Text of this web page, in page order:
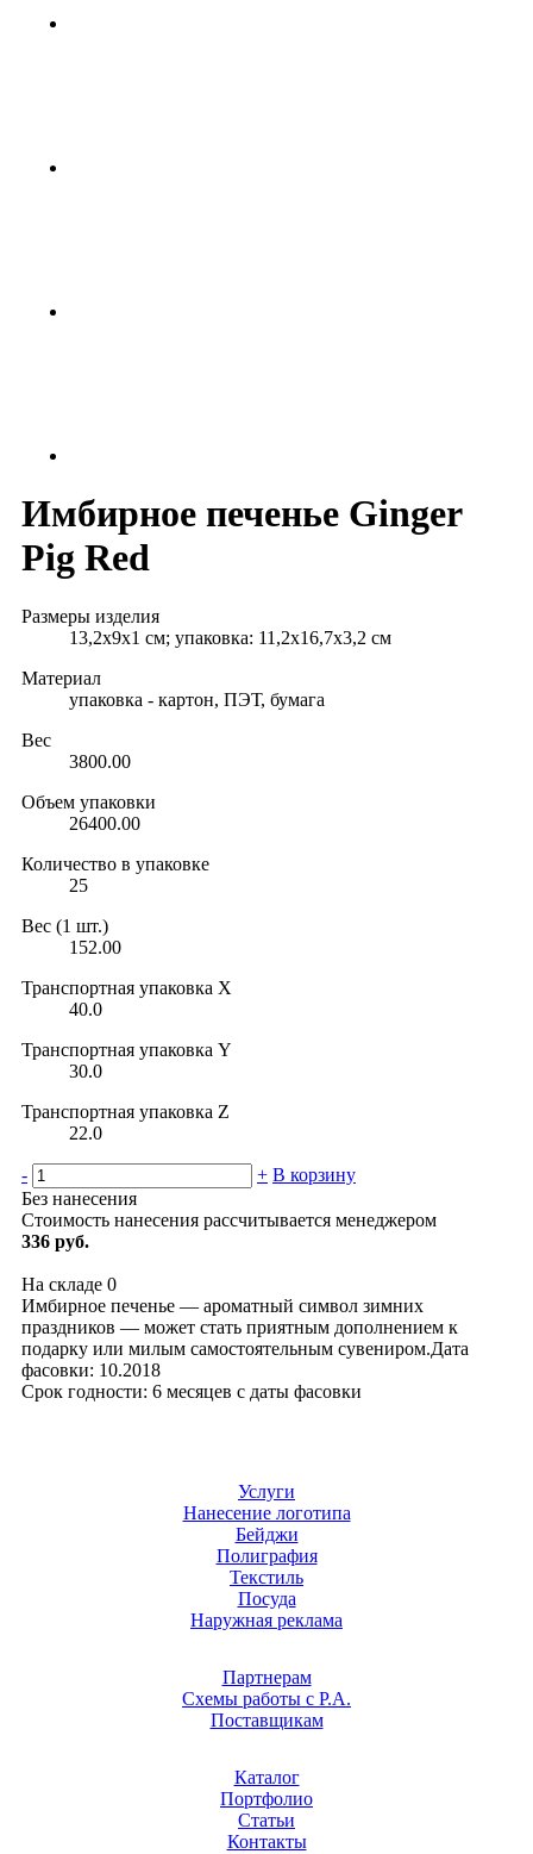
Имбирное печенье Ginger
Pig Red
Размеры изделия
13,2x9x1 см; упаковка: 11,2x16,7x3,2 см
Материал
упаковка - картон, ПЭТ, бумага
Вес
3800.00
Объем упаковки
26400.00
Количество в упаковке
25
Вес (1 шт.)
152.00
Транспортная упаковка X
40.0
Транспортная упаковка Y
30.0
Транспортная упаковка Z
22.0
- + В корзину
Без нанесения
Стоимость нанесения рассчитывается менеджером
336 руб.
На складе 0
Имбирное печенье — ароматный символ зимних
праздников — может стать приятным дополнением к
подарку или милым самостоятельным сувениром.Дата
фасовки: 10.2018
Срок годности: 6 месяцев с даты фасовки
Услуги
Нанесение логотипа
Бейджи
Полиграфия
Текстиль
Посуда
Наружная реклама
Партнерам
Схемы работы с Р.А.
Поставщикам
Каталог
Портфолио
Статьи
Контакты